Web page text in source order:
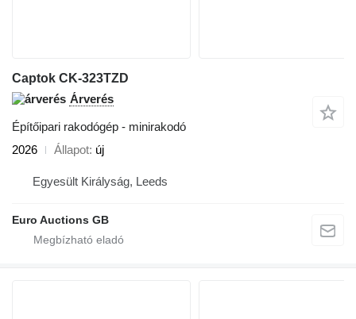
Captok CK-323TZD
Árverés
Építőipari rakodógép - minirakodó
2026
Állapot új
Egyesült Királyság, Leeds
Euro Auctions GB